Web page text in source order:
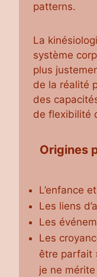
patterns.
La
système
plus
de la réalité
des
de flexibilité
Origines
L’enfance
Les liens
Les
Les
être parfait
je ne